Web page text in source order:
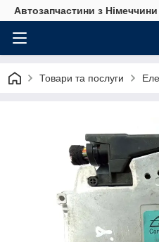
Автозапчастини з Німеччини
Товари та послуги